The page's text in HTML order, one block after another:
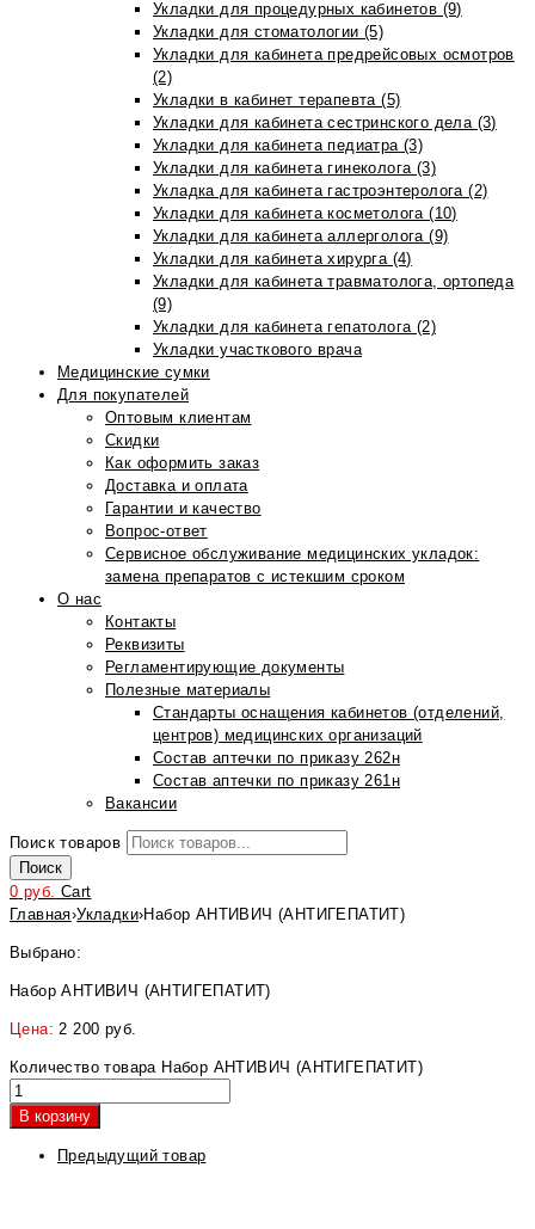
Укладки для процедурных кабинетов (9)
Укладки для стоматологии (5)
Укладки для кабинета предрейсовых осмотров
(2)
Укладки в кабинет терапевта (5)
Укладки для кабинета сестринского дела (3)
Укладки для кабинета педиатра (3)
Укладки для кабинета гинеколога (3)
Укладка для кабинета гастроэнтеролога (2)
Укладки для кабинета косметолога (10)
Укладки для кабинета аллерголога (9)
Укладки для кабинета хирурга (4)
Укладки для кабинета травматолога, ортопеда
(9)
Укладки для кабинета гепатолога (2)
Укладки участкового врача
Медицинские сумки
Для покупателей
Оптовым клиентам
Скидки
Как оформить заказ
Доставка и оплата
Гарантии и качество
Вопрос-ответ
Сервисное обслуживание медицинских укладок:
замена препаратов с истекшим сроком
О нас
Контакты
Реквизиты
Регламентирующие документы
Полезные материалы
Стандарты оснащения кабинетов (отделений,
центров) медицинских организаций
Состав аптечки по приказу 262н
Состав аптечки по приказу 261н
Вакансии
Поиск товаров
Поиск
0 руб. Cart
Главная›Укладки›Набор АНТИВИЧ (АНТИГЕПАТИТ)
Выбрано:
Набор АНТИВИЧ (АНТИГЕПАТИТ)
Цена:2 200 руб.
Количество товара Набор АНТИВИЧ (АНТИГЕПАТИТ)
В корзину
Предыдущий товар